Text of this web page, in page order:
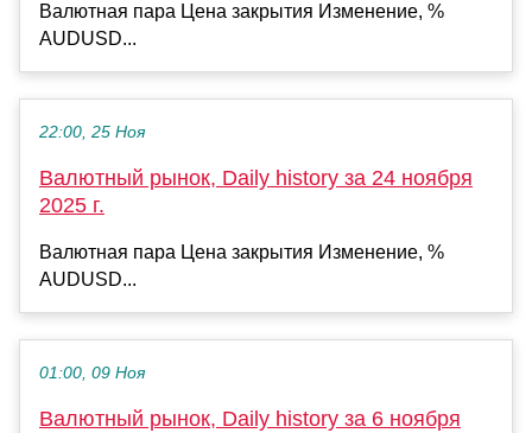
Валютная пара Цена закрытия Изменение, %
AUDUSD...
22:00, 25 Ноя
Валютный рынок, Daily history за 24 ноября
2025 г.
Валютная пара Цена закрытия Изменение, %
AUDUSD...
01:00, 09 Ноя
Валютный рынок, Daily history за 6 ноября